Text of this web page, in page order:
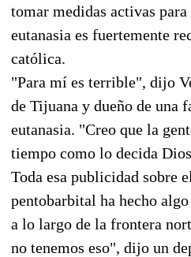
tomar medidas activas
eutanasia es fuertemente
católica.
"Para mí es terrible", dijo
de Tijuana y dueño de una
eutanasia. "Creo que la
tiempo como lo decida
Toda esa publicidad sobre
pentobarbital ha hecho
a lo largo de la frontera
no tenemos eso", dijo un